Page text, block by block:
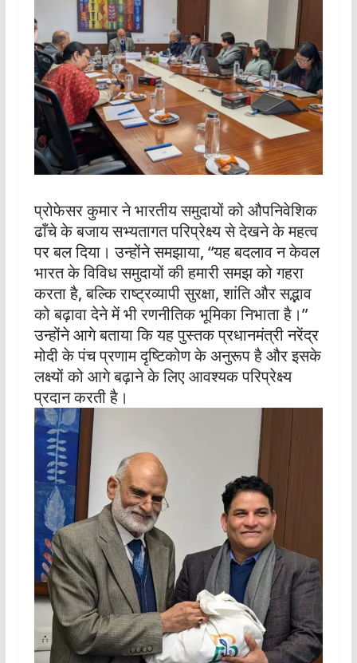
प्रोफेसर कुमार ने भारतीय समुदायों को औपनिवेशिक
ढाँचे के बजाय सभ्यतागत परिप्रेक्ष्य से देखने के महत्व
पर बल दिया। उन्होंने समझाया, “यह बदलाव न केवल
भारत के विविध समुदायों की हमारी समझ को गहरा
करता है, बल्कि राष्ट्रव्यापी सुरक्षा, शांति और सद्भाव
को बढ़ावा देने में भी रणनीतिक भूमिका निभाता है।”
उन्होंने आगे बताया कि यह पुस्तक प्रधानमंत्री नरेंद्र
मोदी के पंच प्रणाम दृष्टिकोण के अनुरूप है और इसके
लक्ष्यों को आगे बढ़ाने के लिए आवश्यक परिप्रेक्ष्य
प्रदान करती है।